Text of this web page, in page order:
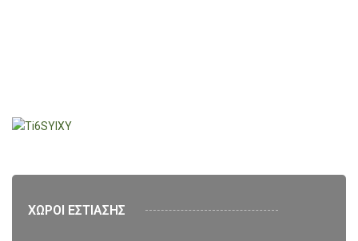
ΧΩΡΟΙ ΕΣΤΙΑΣΗΣ